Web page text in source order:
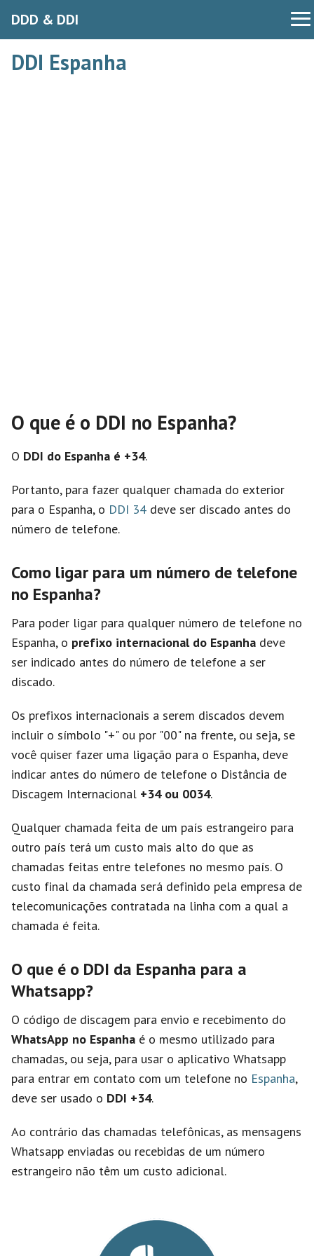
DDD & DDI
DDI Espanha
O que é o DDI no Espanha?
O DDI do Espanha é +34.
Portanto, para fazer qualquer chamada do exterior
para o Espanha, o DDI 34 deve ser discado antes do
número de telefone.
Como ligar para um número de telefone
no Espanha?
Para poder ligar para qualquer número de telefone no
Espanha, o prefixo internacional do Espanha deve
ser indicado antes do número de telefone a ser
discado.
Os prefixos internacionais a serem discados devem
incluir o símbolo "+" ou por "00" na frente, ou seja, se
você quiser fazer uma ligação para o Espanha, deve
indicar antes do número de telefone o Distância de
Discagem Internacional +34 ou 0034.
Qualquer chamada feita de um país estrangeiro para
outro país terá um custo mais alto do que as
chamadas feitas entre telefones no mesmo país. O
custo final da chamada será definido pela empresa de
telecomunicações contratada na linha com a qual a
chamada é feita.
O que é o DDI da Espanha para a
Whatsapp?
O código de discagem para envio e recebimento do
WhatsApp no Espanha é o mesmo utilizado para
chamadas, ou seja, para usar o aplicativo Whatsapp
para entrar em contato com um telefone no Espanha,
deve ser usado o DDI +34.
Ao contrário das chamadas telefônicas, as mensagens
Whatsapp enviadas ou recebidas de um número
estrangeiro não têm um custo adicional.